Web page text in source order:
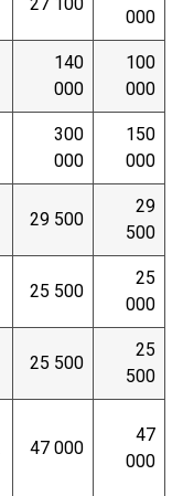
000
140
000
100
000
300
000
150
000
29 500
29
500
25 500
25
000
25 500
25
500
47 000
47
000